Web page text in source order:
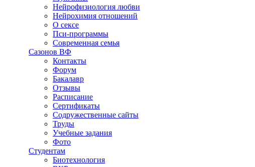
Нейрофизиология любви
Нейрохимия отношений
О сексе
Пси-программы
Современная семья
Сазонов ВФ
Контакты
Форум
Бакалавр
Отзывы
Расписание
Сертификаты
Содружественные сайты
Труды
Учебные задания
Фото
Студентам
Биотехнология